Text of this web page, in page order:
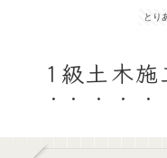
とり
1級土木